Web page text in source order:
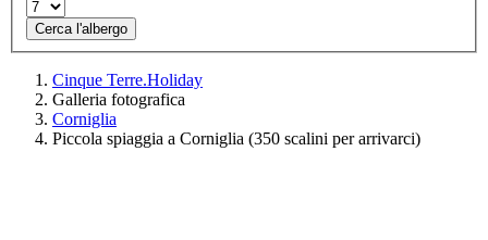
Cerca l'albergo
Cinque Terre.Holiday
Galleria fotografica
Corniglia
Piccola spiaggia a Corniglia (350 scalini per arrivarci)